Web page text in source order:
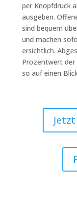
per Knopfdruck
ausgeben.
sind bequem
und machen
ersichtlich.
Prozentwert der
so auf einen